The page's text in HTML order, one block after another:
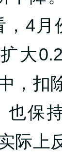
4月
大
，扣
也保
际上